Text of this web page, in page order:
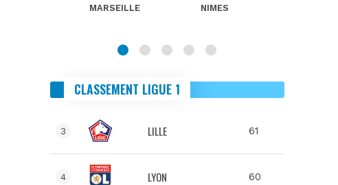
MARSEILLE NIMES
CLASSEMENT LIGUE 1
3 LILLE 61
4 LYON 60